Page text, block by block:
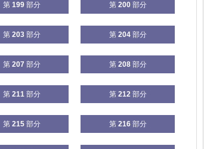
第 199部分 第 200部分
第 203部分 第 204部分
第 207 部分 第 208部分
第 211部分 第 212部分
第 215部分 第 216部分